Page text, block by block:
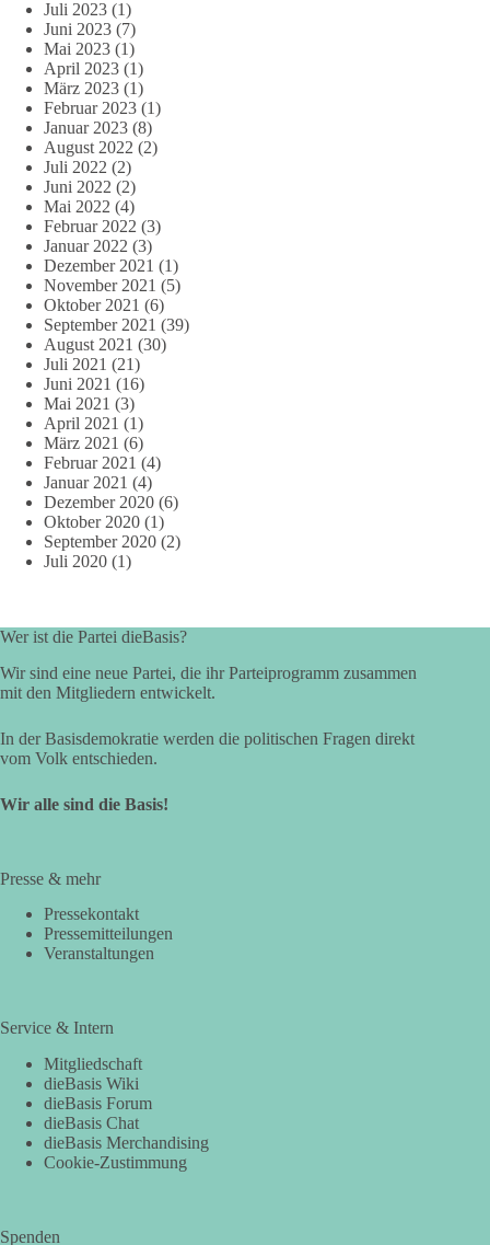
Juli 2023 (1)
Juni 2023 (7)
Mai 2023 (1)
April 2023 (1)
März 2023 (1)
Februar 2023 (1)
Januar 2023 (8)
August 2022 (2)
Juli 2022 (2)
Juni 2022 (2)
Mai 2022 (4)
Februar 2022 (3)
Januar 2022 (3)
Dezember 2021 (1)
November 2021 (5)
Oktober 2021 (6)
September 2021 (39)
August 2021 (30)
Juli 2021 (21)
Juni 2021 (16)
Mai 2021 (3)
April 2021 (1)
März 2021 (6)
Februar 2021 (4)
Januar 2021 (4)
Dezember 2020 (6)
Oktober 2020 (1)
September 2020 (2)
Juli 2020 (1)
Wer ist die Partei dieBasis?
Wir sind eine neue Partei, die ihr Parteiprogramm zusammen
mit den Mitgliedern entwickelt.
In der Basisdemokratie werden die politischen Fragen direkt
vom Volk entschieden.
Wir alle sind die Basis!
Presse & mehr
Pressekontakt
Pressemitteilungen
Veranstaltungen
Service & Intern
Mitgliedschaft
dieBasis Wiki
dieBasis Forum
dieBasis Chat
dieBasis Merchandising
Cookie-Zustimmung
Spenden